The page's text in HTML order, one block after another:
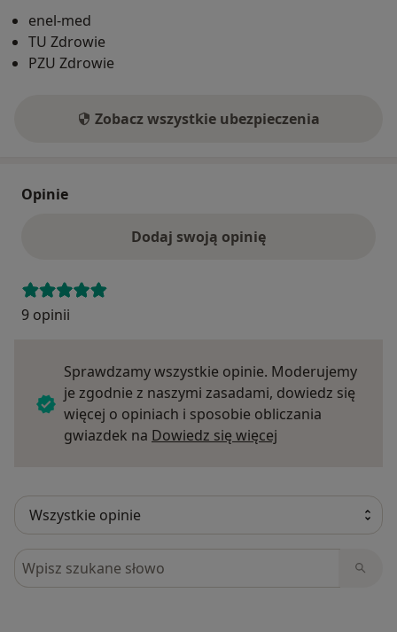
enel-med
TU Zdrowie
PZU Zdrowie
Zobacz wszystkie ubezpieczenia
Opinie
Dodaj swoją opinię
9 opinii
Sprawdzamy wszystkie opinie. Moderujemy
je zgodnie z naszymi zasadami, dowiedz się
więcej o opiniach i sposobie obliczania
gwiazdek na Dowiedz się więcej
Szukaj w opiniach